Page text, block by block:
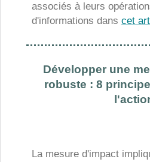
associés à leurs
d'informations dans cet
Développer une
robuste : 8
La mesure d'impact